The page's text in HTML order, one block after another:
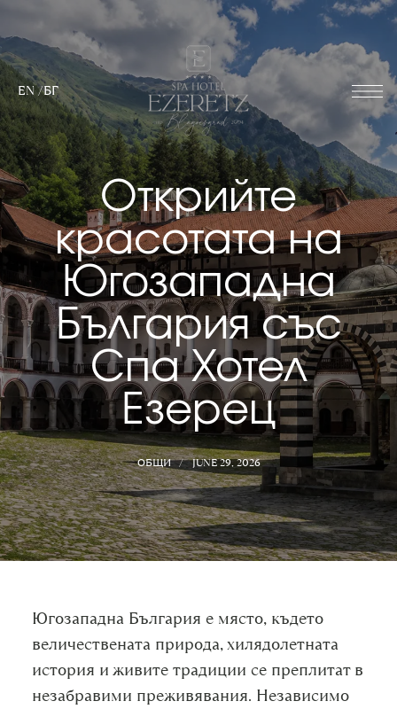
EN/БГ
Открийте
красотата на
Югозападна
България със
Спа Хотел
Езерец
ОБЩИ JUNE 29, 2026
Югозападна България е място, където
величествената природа, хилядолетната
история и живите традиции се преплитат в
незабравими преживявания. Независимо